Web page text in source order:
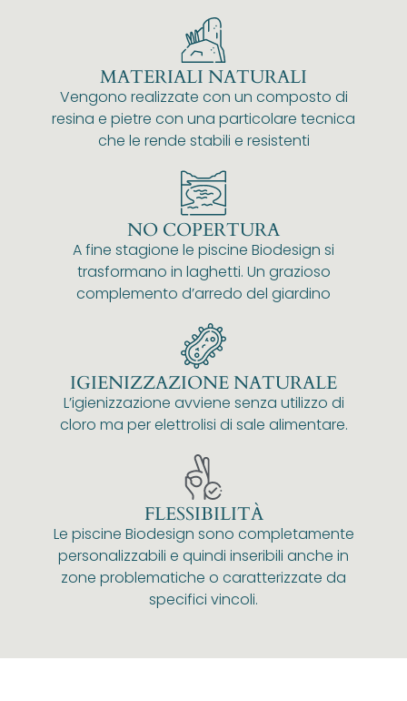
MATERIALI NATURALI
Vengono realizzate con un composto di
resina e pietre con una particolare tecnica
che le rende stabili e resistenti
NO COPERTURA
A fine stagione le piscine Biodesign si
trasformano in laghetti. Un grazioso
complemento d’arredo del giardino
IGIENIZZAZIONE NATURALE
L’igienizzazione avviene senza utilizzo di
cloro ma per elettrolisi di sale alimentare.
FLESSIBILITÀ
Le piscine Biodesign sono completamente
personalizzabili e quindi inseribili anche in
zone problematiche o caratterizzate da
specifici vincoli.